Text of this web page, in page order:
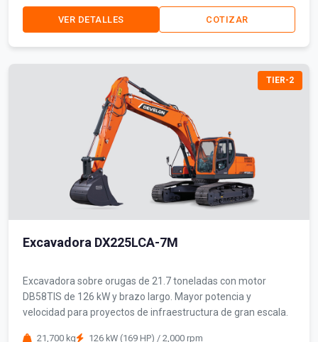
VER DETALLES COTIZAR
TIER-2
Excavadora DX225LCA-7M
Excavadora sobre orugas de 21.7 toneladas con motor
DB58TIS de 126 kW y brazo largo. Mayor potencia y
velocidad para proyectos de infraestructura de gran escala.
21,700 kg 126 kW (169 HP) / 2,000 rpm